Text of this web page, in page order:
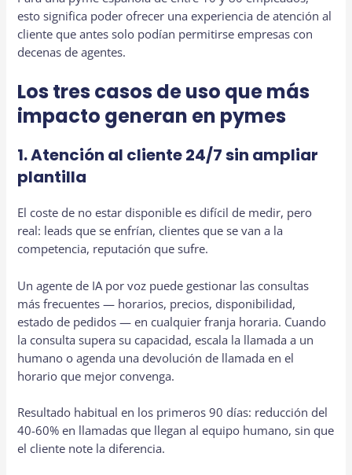
esto significa poder ofrecer una experiencia de atención al
cliente que antes solo podían permitirse empresas con
decenas de agentes.
Los tres casos de uso que más
impacto generan en pymes
1. Atención al cliente 24/7 sin ampliar
plantilla
El coste de no estar disponible es difícil de medir, pero
real: leads que se enfrían, clientes que se van a la
competencia, reputación que sufre.
Un agente de IA por voz puede gestionar las consultas
más frecuentes — horarios, precios, disponibilidad,
estado de pedidos — en cualquier franja horaria. Cuando
la consulta supera su capacidad, escala la llamada a un
humano o agenda una devolución de llamada en el
horario que mejor convenga.
Resultado habitual en los primeros 90 días: reducción del
40-60% en llamadas que llegan al equipo humano, sin que
el cliente note la diferencia.